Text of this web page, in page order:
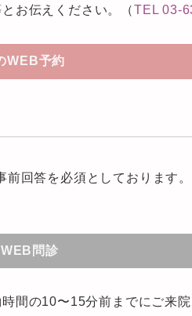
お伝えください。（TEL 03-
WEB予約
前回答を必須としております。
問診
間の10〜15分前までにご来